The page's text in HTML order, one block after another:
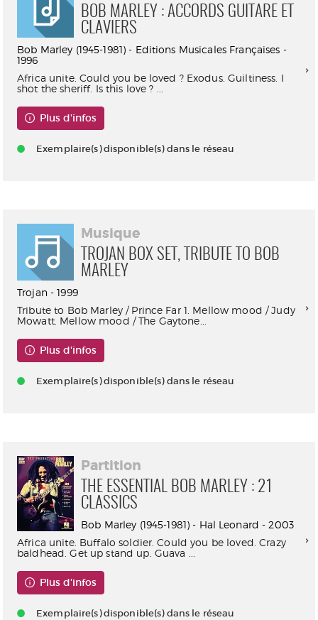
BOB MARLEY : ACCORDS GUITARE ET
CLAVIERS
Bob Marley (1945-1981) - Editions Musicales Françaises -
1996
Africa unite. Could you be loved ? Exodus. Guiltiness. I
shot the sheriff. Is this love ? ...
Plus d'infos
Exemplaire(s) disponible(s) dans le réseau
Musique
TROJAN BOX SET, TRIBUTE TO BOB
MARLEY
Trojan - 1999
Tribute to Bob Marley / Prince Far 1. Mellow mood / Judy
Mowatt. Mellow mood / The Gaytone...
Plus d'infos
Exemplaire(s) disponible(s) dans le réseau
Partition
THE ESSENTIAL BOB MARLEY : 21
CLASSICS
Bob Marley (1945-1981) - Hal Leonard - 2003
Africa unite. Buffalo soldier. Could you be loved. Crazy
baldhead. Get up stand up. Guava ...
Plus d'infos
Exemplaire(s) disponible(s) dans le réseau